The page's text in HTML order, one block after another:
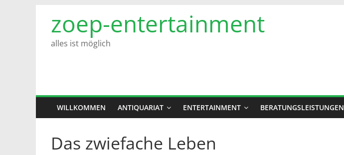
Inhalt
springen
zoep-entertainment
alles ist möglich
WILLKOMMEN ANTIQUARIAT ENTERTAINMENT BERATUNGSLEISTUNGEN
Das zwiefache Leben